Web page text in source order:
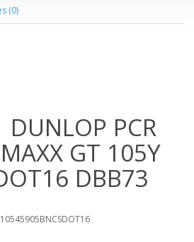
(0)
PCR
GT 105Y
DBB73